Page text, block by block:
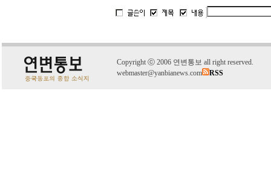
Copyright ⓒ 2006 연변통보 all right reserved.
webmaster@yanbianews.com
RSS